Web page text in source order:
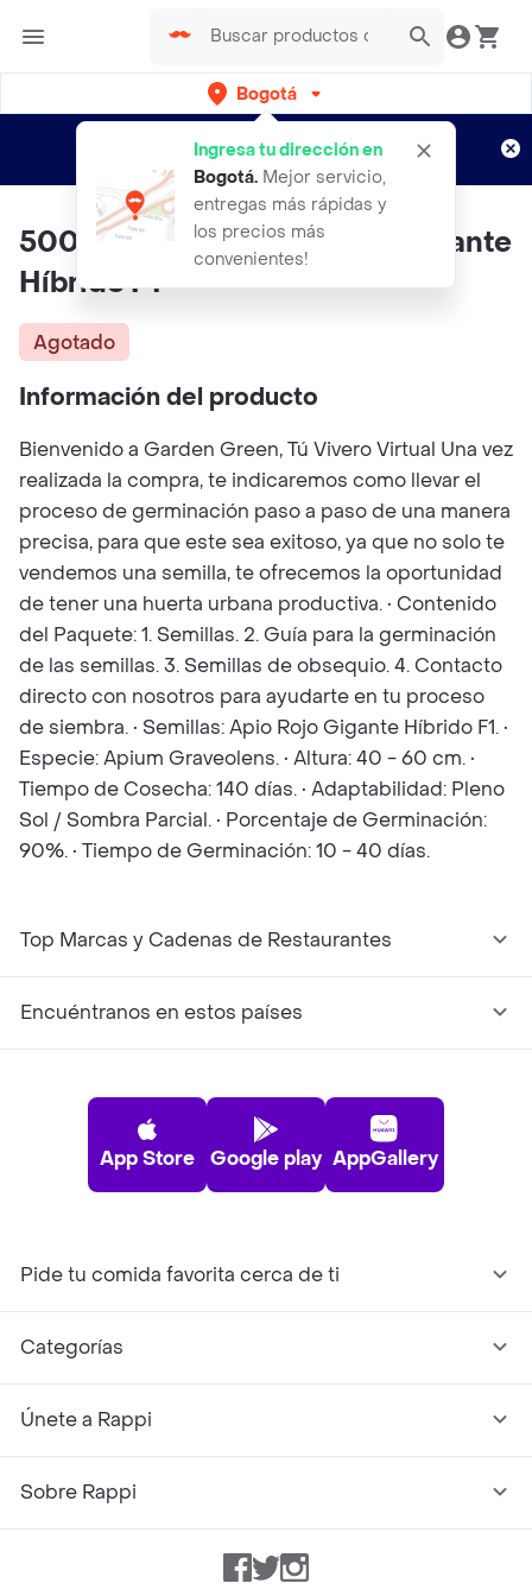
Bogotá
Ingresa tu dirección en
Bogotá. Mejor servicio,
entregas más rápidas y
los precios más
convenientes!
envíos gratis por semanas
Aplican TyC
500 Semillas De Apio Rojo Gigante
Híbrido F1
Agotado
Información del producto
Bienvenido a Garden Green, Tú Vivero Virtual Una vez
realizada la compra, te indicaremos como llevar el
proceso de germinación paso a paso de una manera
precisa, para que este sea exitoso, ya que no solo te
vendemos una semilla, te ofrecemos la oportunidad
de tener una huerta urbana productiva. • Contenido
del Paquete: 1. Semillas. 2. Guía para la germinación
de las semillas. 3. Semillas de obsequio. 4. Contacto
directo con nosotros para ayudarte en tu proceso
de siembra. • Semillas: Apio Rojo Gigante Híbrido F1. •
Especie: Apium Graveolens. • Altura: 40 - 60 cm. •
Tiempo de Cosecha: 140 días. • Adaptabilidad: Pleno
Sol / Sombra Parcial. • Porcentaje de Germinación:
90%. • Tiempo de Germinación: 10 - 40 días.
Top Marcas y Cadenas de Restaurantes
Encuéntranos en estos países
App Store Google play AppGallery
Pide tu comida favorita cerca de ti
Categorías
Únete a Rappi
Sobre Rappi
Facebook
TwitterInstagram